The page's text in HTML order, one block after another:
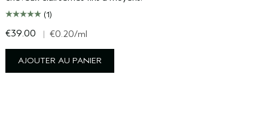
(1)
€39.00 | €0.20/ml
AJOUTER AU PANIER